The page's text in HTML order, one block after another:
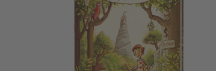
Raubein und Knirps, sein Knappe